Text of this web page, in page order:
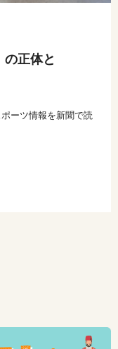
の正体と
ーツ情報を新聞で読